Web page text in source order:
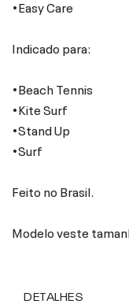
•Easy Care
Indicado para:
•Beach Tennis
•Kite Surf
•Stand Up
•Surf
Feito no Brasil.
Modelo veste
DETALHES